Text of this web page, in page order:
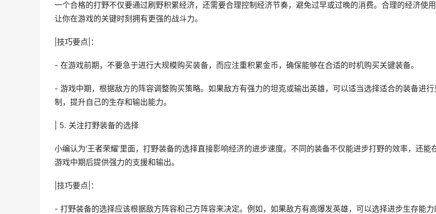
一个合格的打野不仅要通过刷野积累经济，还需要合理控制经济节奏，避免过早或过晚的消费。合理的经济使
让你在游戏的关键时刻拥有更强的战斗力。
|技巧要点|：
- 在游戏前期，不要急于进行大规模购买装备，而应注重积累金币，确保能够在合适的时机购买关键装备。
- 游戏中期，根据敌方的阵容调整购买策略。如果敌方有强力的坦克或输出英雄，可以适当选择适合的装备进行
制，提升自己的生存和输出能力。
| 5. 关注打野装备的选择
小编认为‘王者荣耀’里面，打野装备的选择直接影响经济的进步速度。不同的装备不仅能进步打野的效率，还能
游戏中期后提供强力的支援和输出。
|技巧要点|：
- 打野装备的选择应该根据敌方阵容和己方阵容来决定。例如，如果敌方有高爆发英雄，可以选择进步生存能力